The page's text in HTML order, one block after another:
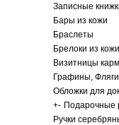
Записные
Бары из кожи
Браслеты
Брелоки из кожи
Визитницы
Графины,
Обложки для
+- Подарочные
Ручки